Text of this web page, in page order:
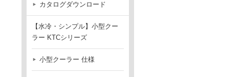
カタログダウンロード
【水冷・シンプル】小型クー
ラー KTCシリーズ
小型クーラー 仕様